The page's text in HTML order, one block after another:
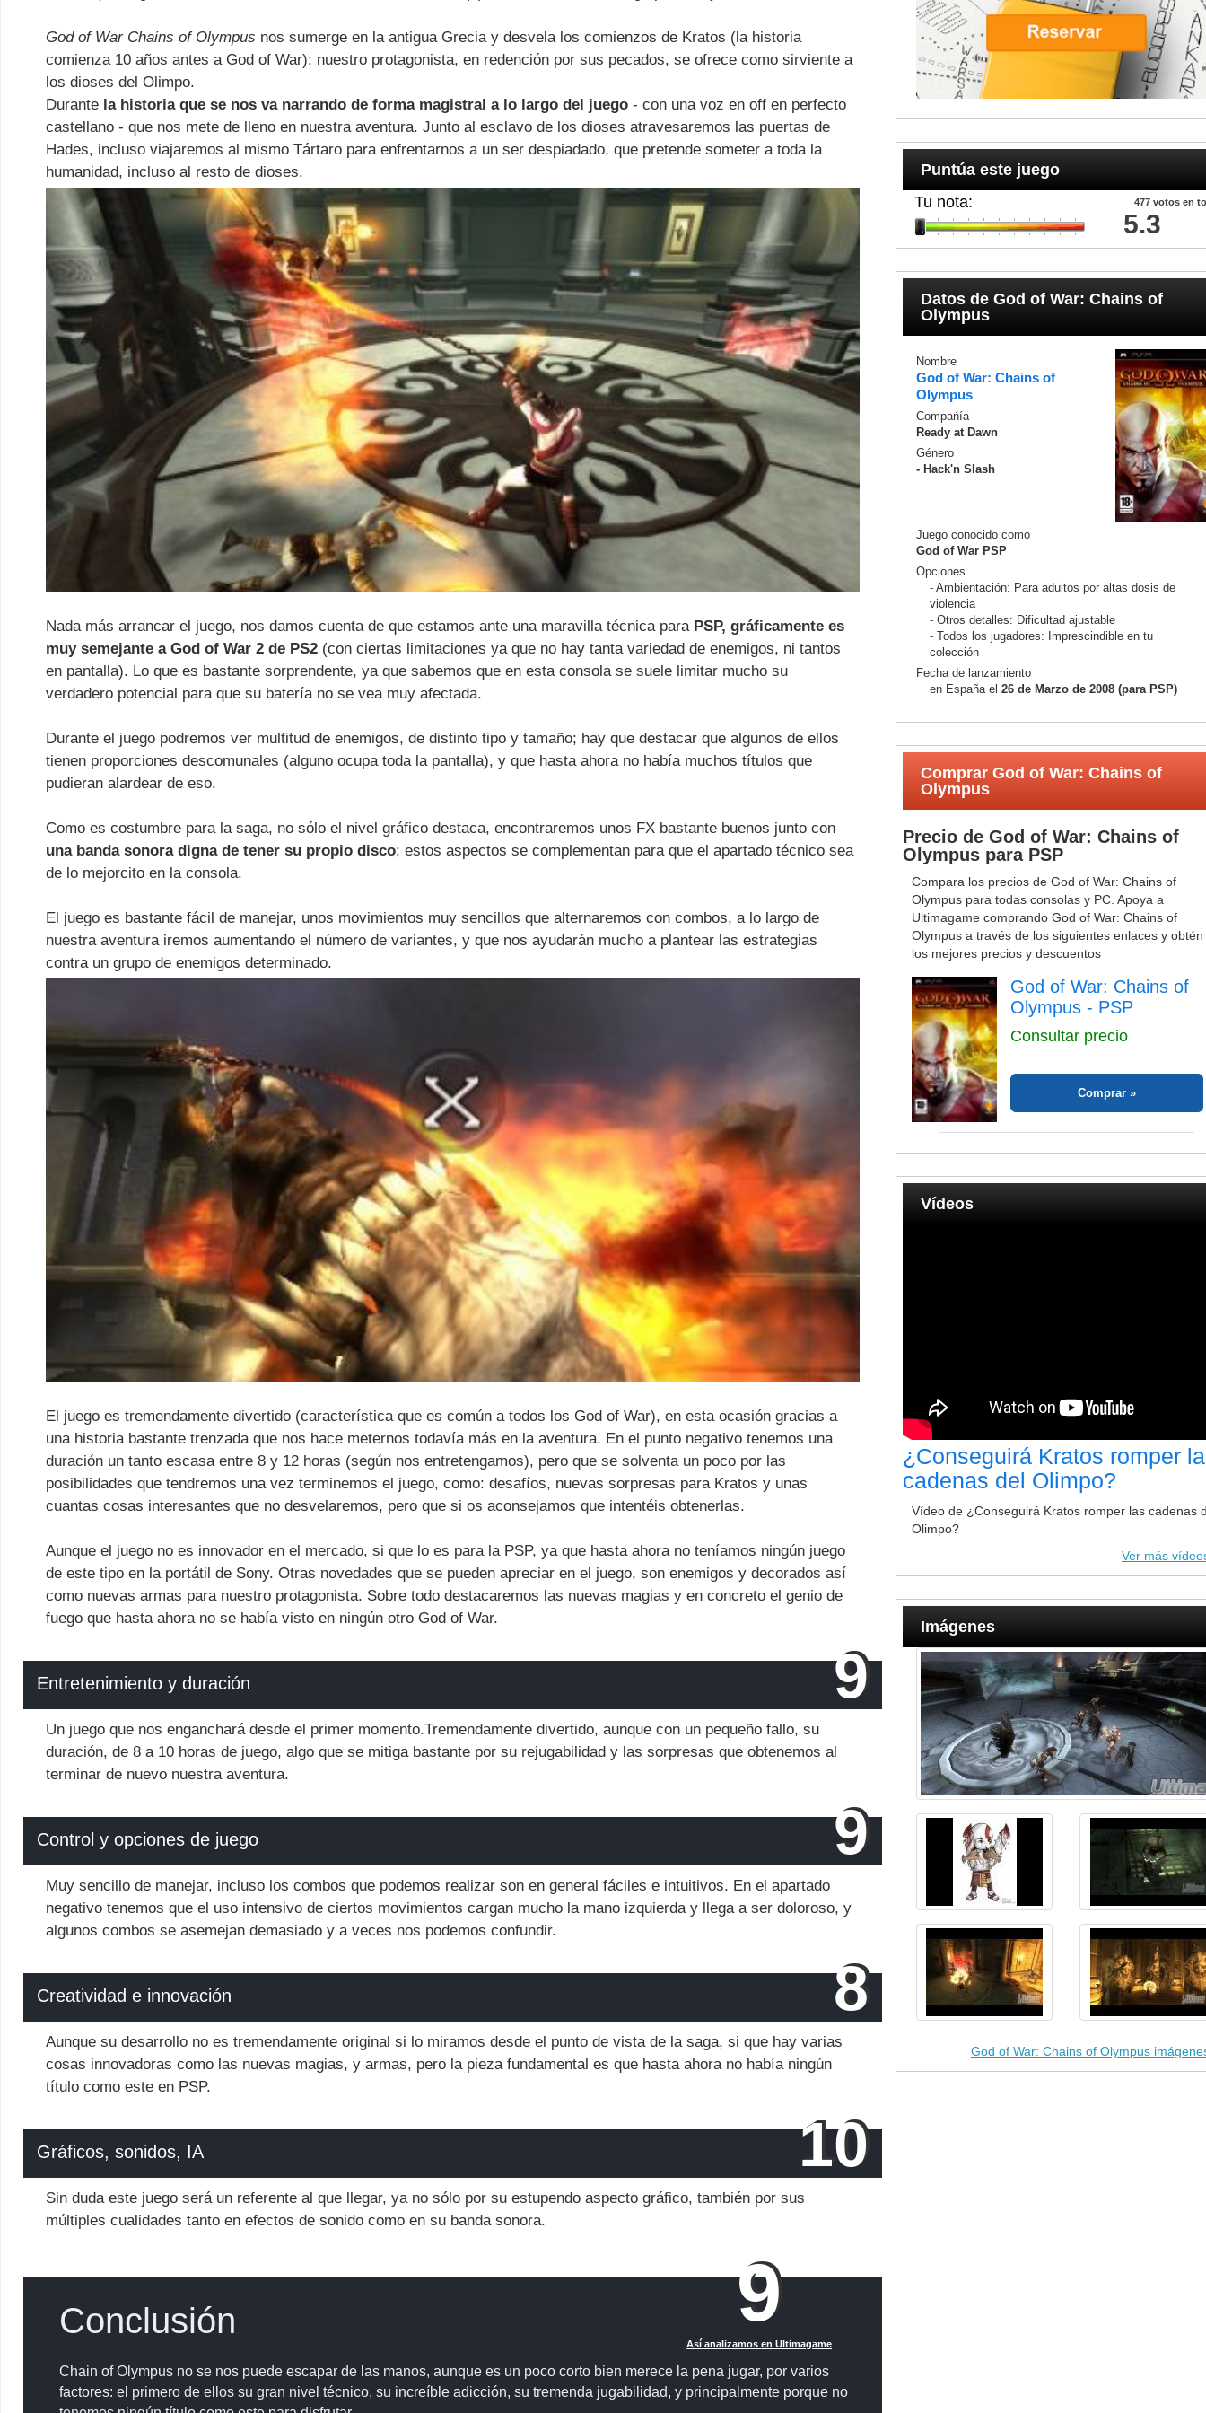
God of War Chains of Olympus nos sumerge en la antigua Grecia y desvela los comienzos de Kratos (la historia
comienza 10 años antes a God of War); nuestro protagonista, en redención por sus pecados, se ofrece como sirviente a
los dioses del Olimpo.
Durante la historia que se nos va narrando de forma magistral a lo largo del juego - con una voz en off en perfecto
castellano - que nos mete de lleno en nuestra aventura. Junto al esclavo de los dioses atravesaremos las puertas de
Hades, incluso viajaremos al mismo Tártaro para enfrentarnos a un ser despiadado, que pretende someter a toda la
humanidad, incluso al resto de dioses.
Nada más arrancar el juego, nos damos cuenta de que estamos ante una maravilla técnica para PSP, gráficamente es
muy semejante a God of War 2 de PS2 (con ciertas limitaciones ya que no hay tanta variedad de enemigos, ni tantos
en pantalla). Lo que es bastante sorprendente, ya que sabemos que en esta consola se suele limitar mucho su
verdadero potencial para que su batería no se vea muy afectada.
Durante el juego podremos ver multitud de enemigos, de distinto tipo y tamaño; hay que destacar que algunos de ellos
tienen proporciones descomunales (alguno ocupa toda la pantalla), y que hasta ahora no había muchos títulos que
pudieran alardear de eso.
Como es costumbre para la saga, no sólo el nivel gráfico destaca, encontraremos unos FX bastante buenos junto con
una banda sonora digna de tener su propio disco; estos aspectos se complementan para que el apartado técnico sea
de lo mejorcito en la consola.
El juego es bastante fácil de manejar, unos movimientos muy sencillos que alternaremos con combos, a lo largo de
nuestra aventura iremos aumentando el número de variantes, y que nos ayudarán mucho a plantear las estrategias
contra un grupo de enemigos determinado.
El juego es tremendamente divertido (característica que es común a todos los God of War), en esta ocasión gracias a
una historia bastante trenzada que nos hace meternos todavía más en la aventura. En el punto negativo tenemos una
duración un tanto escasa entre 8 y 12 horas (según nos entretengamos), pero que se solventa un poco por las
posibilidades que tendremos una vez terminemos el juego, como: desafíos, nuevas sorpresas para Kratos y unas
cuantas cosas interesantes que no desvelaremos, pero que si os aconsejamos que intentéis obtenerlas.
Aunque el juego no es innovador en el mercado, si que lo es para la PSP, ya que hasta ahora no teníamos ningún juego
de este tipo en la portátil de Sony. Otras novedades que se pueden apreciar en el juego, son enemigos y decorados así
como nuevas armas para nuestro protagonista. Sobre todo destacaremos las nuevas magias y en concreto el genio de
fuego que hasta ahora no se había visto en ningún otro God of War.
Entretenimiento y duración 9
Un juego que nos enganchará desde el primer momento.Tremendamente divertido, aunque con un pequeño fallo, su
duración, de 8 a 10 horas de juego, algo que se mitiga bastante por su rejugabilidad y las sorpresas que obtenemos al
terminar de nuevo nuestra aventura.
Control y opciones de juego 9
Muy sencillo de manejar, incluso los combos que podemos realizar son en general fáciles e intuitivos. En el apartado
negativo tenemos que el uso intensivo de ciertos movimientos cargan mucho la mano izquierda y llega a ser doloroso, y
algunos combos se asemejan demasiado y a veces nos podemos confundir.
Creatividad e innovación 8
Aunque su desarrollo no es tremendamente original si lo miramos desde el punto de vista de la saga, si que hay varias
cosas innovadoras como las nuevas magias, y armas, pero la pieza fundamental es que hasta ahora no había ningún
título como este en PSP.
Gráficos, sonidos, IA 10
Sin duda este juego será un referente al que llegar, ya no sólo por su estupendo aspecto gráfico, también por sus
múltiples cualidades tanto en efectos de sonido como en su banda sonora.
Conclusión 9
Así analizamos en Ultimagame
Chain of Olympus no se nos puede escapar de las manos, aunque es un poco corto bien merece la pena jugar, por varios
factores: el primero de ellos su gran nivel técnico, su increíble adicción, su tremenda jugabilidad, y principalmente porque no
Puntúa este juego
477votos en
Tu nota:
5.3
Datos de God of War: Chains of
Olympus
Nombre
God of War: Chains of
Olympus
Compańía
Ready at Dawn
Género
- Hack'n Slash
Juego conocido como
God of War PSP
Opciones
- Ambientación: Para adultos por altas dosis de
violencia
- Otros detalles: Dificultad ajustable
- Todos los jugadores: Imprescindible en tu
colección
Fecha de lanzamiento
en España el 26 de Marzo de 2008 (para PSP)
Comprar God of War: Chains of
Olympus
Precio de God of War: Chains of
Olympus para PSP
Compara los precios de God of War: Chains of
Olympus para todas consolas y PC. Apoya a
Ultimagame comprando God of War: Chains of
Olympus a través de los siguientes enlaces y obtén
los mejores precios y descuentos
God of War: Chains of
Olympus - PSP
Consultar precio
Comprar
Vídeos
¿Conseguirá Kratos romper
cadenas del Olimpo?
Vídeo de ¿Conseguirá Kratos romper las cadenas
Olimpo?
Ver más
Imágenes
God of War: Chains of Olympus